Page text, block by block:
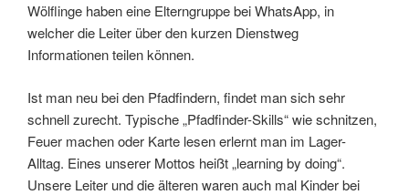
Wölflinge haben eine Elterngruppe bei WhatsApp, in
welcher die Leiter über den kurzen Dienstweg
Informationen teilen können.
Ist man neu bei den Pfadfindern, findet man sich sehr
schnell zurecht. Typische „Pfadfinder-Skills“ wie schnitzen,
Feuer machen oder Karte lesen erlernt man im Lager-
Alltag. Eines unserer Mottos heißt „learning by doing“.
Unsere Leiter und die älteren waren auch mal Kinder bei